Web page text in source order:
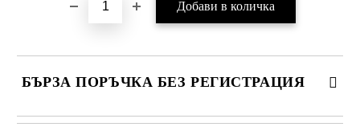
БЪРЗА ПОРЪЧКА БЕЗ РЕГИСТРАЦИЯ